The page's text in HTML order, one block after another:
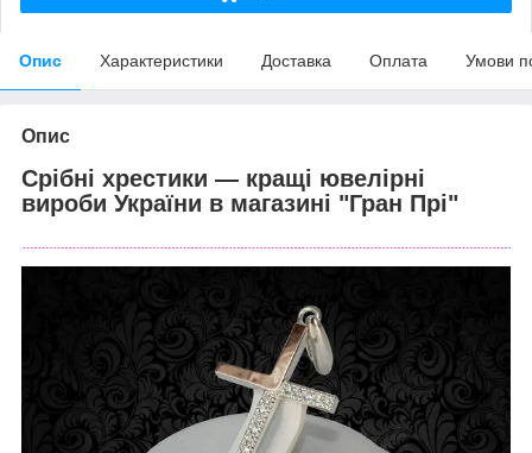
Опис Характеристики Доставка Оплата Умови
Опис
Срібні хрестики ― кращі ювелірні
вироби України в магазині "Гран Прі"